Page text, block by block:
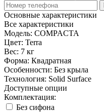
Основные характеристики
Все характеристики
Модель: COMPACTA
Цвет: Terra
Вес: 7 кг
Форма: Квадратная
Особенности: Без крыла
Технология: Solid Surface
Доступные опции
Комплектация:
Без сифона